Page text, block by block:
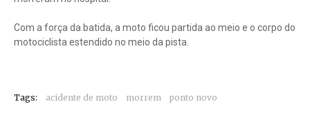
Com a força da batida, a moto ficou partida ao meio e o corpo do
motociclista estendido no meio da pista.
Tags: acidente de moto morrem ponto novo